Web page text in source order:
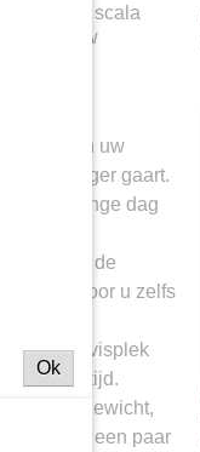
, biedt een scala
en uw
van uw
gelijkmatiger gaart.
na een lange dag
van de
waardoor u zelfs
favoriete visplek
maaltijd.
en lichtgewicht,
is. In een paar
Ok